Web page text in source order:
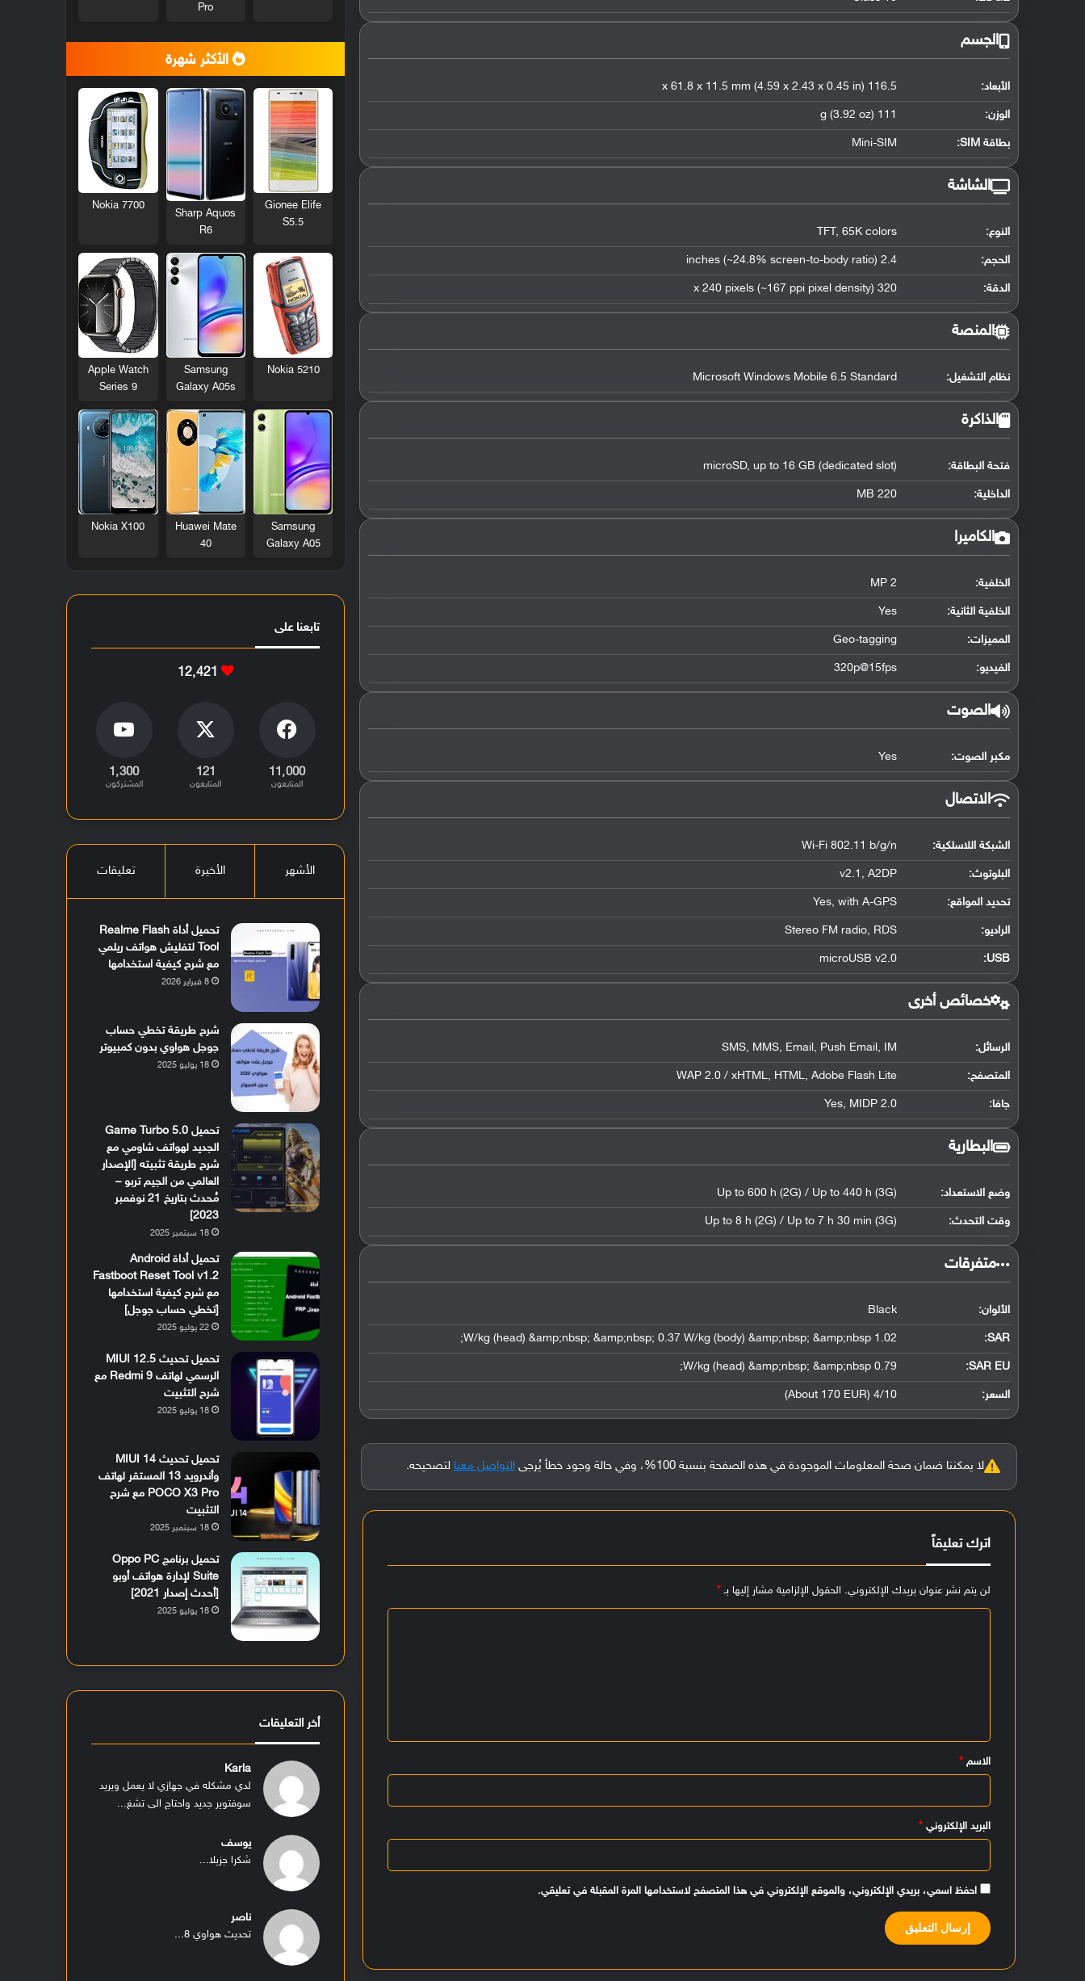
الجسم
الأبعاد: 116.5 x 61.8 x 11.5 mm (4.59 x 2.43 x 0.45 in)
الوزن: 111 g (3.92 oz)
بطاقة SIM: Mini-SIM
الشاشة
النوع: TFT, 65K colors
الحجم: 2.4 inches (~24.8% screen-to-body ratio)
الدقة: 320 x 240 pixels (~167 ppi pixel density)
المنصة
نظام التشغيل:
Microsoft Windows Mobile 6.5 Standard
الذاكرة
فتحة البطاقة: microSD, up to 16 GB (dedicated slot)
الداخلية: 220 MB
الكاميرا
الخلفية: 2 MP
الخلفية الثانية: Yes
المميزات: Geo-tagging
الفيديو: 320p@15fps
الصوت
مكبر الصوت: Yes
الاتصال
الشبكة اللاسلكية: Wi-Fi 802.11 b/g/n
البلوتوث:
v2.1, A2DP
تحديد المواقع:
Yes, with A-GPS
الراديو: Stereo FM radio, RDS
USB
:
microUSB v2.0
خصائص أخرى
الرسائل: SMS, MMS, Email, Push Email, IM
المتصفح: WAP 2.0 / xHTML, HTML, Adobe Flash Lite
جافا: Yes, MIDP 2.0
البطارية
وضع الاستعداد: Up to 600 h (2G) / Up to 440 h (3G)
وقت التحدث: Up to 8 h (2G) / Up to 7 h 30 min (3G)
‏متفرقات‏
الألوان: Black
SAR
:
1.02 W/kg (head) &amp;nbsp; &amp;nbsp; 0.37 W/kg (body) &amp;nbsp; &amp;nbsp;
SAR EU:
0.79 W/kg (head) &amp;nbsp; &amp;nbsp;
السعر: 4/10 (About 170 EUR)
لا يمكننا ضمان صحة المعلومات الموجودة في هذه الصفحة بنسبة 100%، وفي حالة وجود خطأ يُرجى التواصل معنا لتصحيحه.
اترك تعليقاً
لن يتم نشر عنوان بريدك الإلكتروني. الحقول الإلزامية مشار إليها بـ*
الاسم*
البريد الإلكتروني*
احفظ اسمي، بريدي الإلكتروني، والموقع الإلكتروني في هذا المتصفح لاستخدامها المرة المقبلة في تعليقي.
Pro
الأكثر شهرة
Gionee Elife
S5.5
Sharp Aquos
R6
Nokia 7700
Nokia 5210
Samsung
Galaxy A05s
Apple Watch
Series 9
Samsung
Galaxy A05
Huawei Mate
40
Nokia X100
تابعنا على
12٬421
11٬000
المتابعون
121
المتابعون
1٬300
المشتركون
الأشهر الأخيرة تعليقات
تحميل أداة Realme Flash
Tool لتفليش هواتف ريلمي
مع شرح كيفية استخدامها
8 فبراير 2026
شرح طريقة تخطي حساب
جوجل هواوي بدون كمبيوتر
18 يوليو 2025
تحميل Game Turbo 5.0
الجديد لهواتف شاومي مع
شرح طريقة تثبيته [الإصدار
العالمي من الجيم تربو –
مُحدث بتاريخ 21 نوفمبر
2023]
18 سبتمبر 2025
تحميل أداة Android
Fastboot Reset Tool v1.2
مع شرح كيفية استخدامها
[تخطي حساب جوجل]
22 يوليو 2025
تحميل تحديث MIUI 12.5
الرسمي لهاتف Redmi 9 مع
شرح التثبيت
18 يوليو 2025
تحميل تحديث MIUI 14
وأندرويد 13 المستقر لهاتف
POCO X3 Pro مع شرح
التثبيت
18 سبتمبر 2025
تحميل برنامج Oppo PC
Suite لإدارة هواتف أوبو
[أحدث إصدار 2021]
18 يوليو 2025
أخر التعليقات
Karla
لدي مشكله في جهازي لا يعمل ويريد
سوفتوير جديد واحتاج الى تشغ...
يوسف
شكرا جزيلا...
ناصر
تحديث هواوي 8...